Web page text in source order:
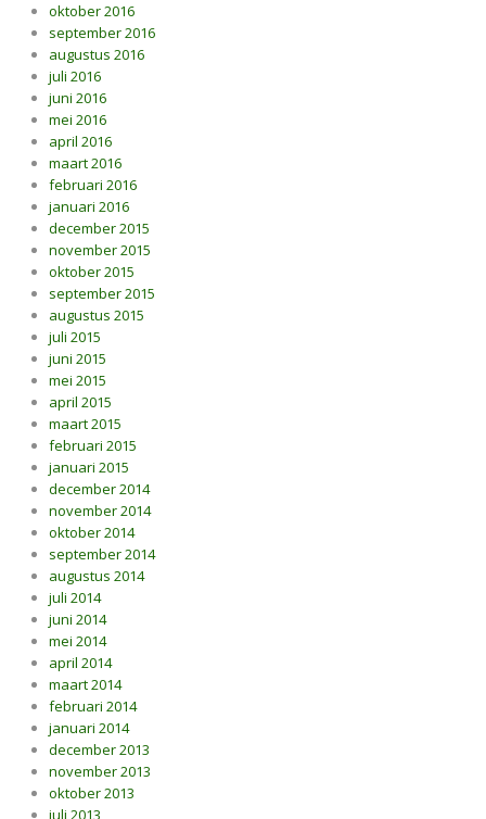
oktober 2016
september 2016
augustus 2016
juli 2016
juni 2016
mei 2016
april 2016
maart 2016
februari 2016
januari 2016
december 2015
november 2015
oktober 2015
september 2015
augustus 2015
juli 2015
juni 2015
mei 2015
april 2015
maart 2015
februari 2015
januari 2015
december 2014
november 2014
oktober 2014
september 2014
augustus 2014
juli 2014
juni 2014
mei 2014
april 2014
maart 2014
februari 2014
januari 2014
december 2013
november 2013
oktober 2013
juli 2013